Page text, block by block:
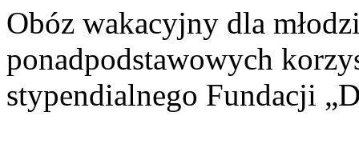
Obóz wakacyjny dla
ponadpodstawowych
stypendialnego Fundacji